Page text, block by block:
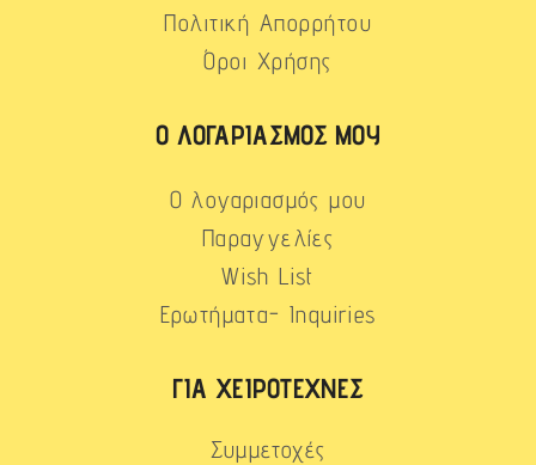
Πολιτική Απορρήτου
Όροι Χρήσης
Ο ΛΟΓΑΡΙΑΣΜΌΣ ΜΟΥ
Ο λογαριασμός μου
Παραγγελίες
Wish List
Ερωτήματα- Inquiries
ΓΙΑ ΧΕΙΡΟΤΈΧΝΕΣ
Συμμετοχές